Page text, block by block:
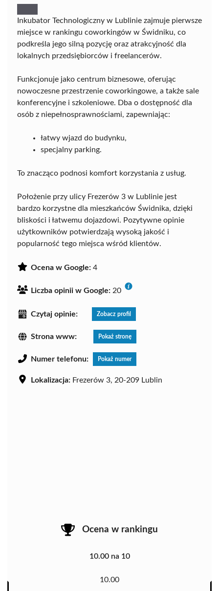
Inkubator Technologiczny w Lublinie zajmuje pierwsze
miejsce w rankingu coworkingów w Świdniku, co
podkreśla jego silną pozycję oraz atrakcyjność dla
lokalnych przedsiębiorców i freelancerów.
Funkcjonuje jako centrum biznesowe, oferując
nowoczesne przestrzenie coworkingowe, a także sale
konferencyjne i szkoleniowe. Dba o dostępność dla
osób z niepełnosprawnościami, zapewniając:
łatwy wjazd do budynku,
specjalny parking.
To znacząco podnosi komfort korzystania z usług.
Położenie przy ulicy Frezerów 3 w Lublinie jest
bardzo korzystne dla mieszkańców Świdnika, dzięki
bliskości i łatwemu dojazdowi. Pozytywne opinie
użytkowników potwierdzają wysoką jakość i
popularność tego miejsca wśród klientów.
Ocena w Google: 4
Liczba opinii w Google: 20
Czytaj opinie: Zobacz profil
Strona www: Pokaż stronę
Numer telefonu: Pokaż numer
Lokalizacja: Frezerów 3, 20-209 Lublin
Ocena w rankingu
10.00 na 10
10.00